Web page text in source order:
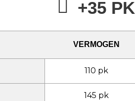
+35 PK
VERMOGEN
110 pk
145 pk